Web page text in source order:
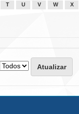
T U V W X